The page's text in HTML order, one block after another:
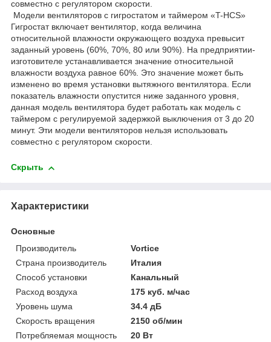
совместно с регулятором скорости.
Модели вентиляторов с гигростатом и таймером «T-HCS»
Гигростат включает вентилятор, когда величина
относительной влажности окружающего воздуха превысит
заданный уровень (60%, 70%, 80 или 90%). На предприятии-
изготовителе устанавливается значение относительной
влажности воздуха равное 60%. Это значение может быть
изменено во время установки вытяжного вентилятора. Если
показатель влажности опустится ниже заданного уровня,
данная модель вентилятора будет работать как модель с
таймером с регулируемой задержкой выключения от 3 до 20
минут. Эти модели вентиляторов нельзя использовать
совместно с регулятором скорости.
Скрыть
Характеристики
Основные
Производитель
Vortice
Страна производитель
Италия
Способ установки
Канальный
Расход воздуха
175 куб. м/час
Уровень шума
34.4 дБ
Скорость вращения
2150 об/мин
Потребляемая мощность
20 Вт